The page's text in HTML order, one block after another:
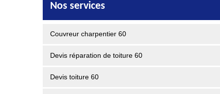
Nos services
Couvreur charpentier 60
Devis réparation de toiture 60
Devis toiture 60